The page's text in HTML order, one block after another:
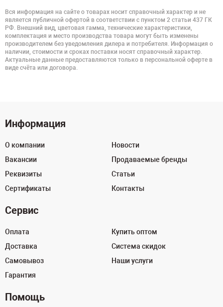
Вся информация на сайте о товарах носит справочный характер и не
является публичной офертой в соответствии с пунктом 2 статьи 437 ГК
РФ. Внешний вид, цветовая гамма, технические характеристики,
комплектация и место производства товара могут быть изменены
производителем без уведомления дилера и потребителя. Информация о
наличии, стоимости и сроках поставки носят справочный характер.
Актуальные данные предоставляются только в персональной оферте в
виде счёта или договора.
Информация
О компании
Вакансии
Реквизиты
Сертификаты
Новости
Продаваемые бренды
Статьи
Контакты
Сервис
Оплата
Доставка
Самовывоз
Гарантия
Купить оптом
Система скидок
Наши услуги
Помощь